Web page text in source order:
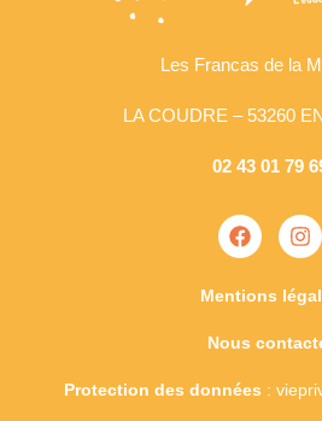
Les Francas de la
LA COUDRE – 53260
02 43 01 79
Mentions
Nous
Protection des données :